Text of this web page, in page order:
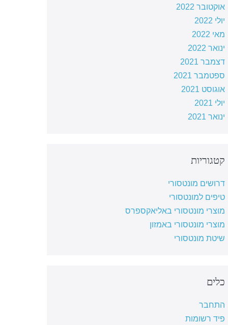
אוקטובר 2022
יולי 2022
מאי 2022
ינואר 2022
דצמבר 2021
ספטמבר 2021
אוגוסט 2021
יולי 2021
ינואר 2021
קטגוריות
דרושים מונטסורי
טיפים למונטסורי
מוצרי מונטסורי באליאקספרס
מוצרי מונטסורי באמזון
שיטת מונטסורי
כלים
התחבר
פיד רשומות